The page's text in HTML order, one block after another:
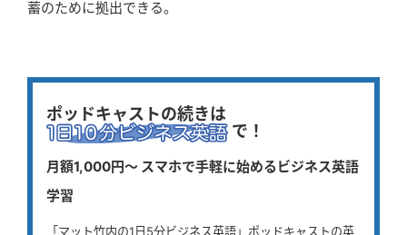
蓄のために拠出できる。
ポッドキャストの続きは
で！
月額1,000円〜 スマホで手軽に始めるビジネス英語
学習
「マット竹内の1日5分ビジネス英語」ポッドキャストの英